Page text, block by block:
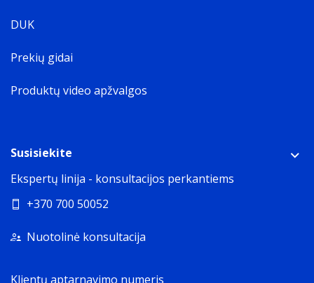
DUK
Prekių gidai
Produktų video apžvalgos
Susisiekite
Ekspertų linija - konsultacijos perkantiems
+370 700 50052
Nuotolinė konsultacija
Klientų aptarnavimo numeris